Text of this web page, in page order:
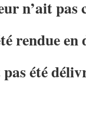
n’ait pas
rendue
été